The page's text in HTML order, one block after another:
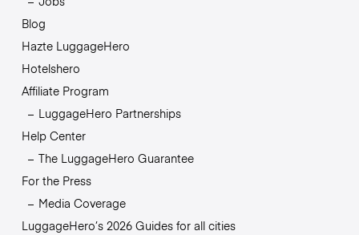
Blog
Hazte LuggageHero
Hotelshero
Affiliate Program
LuggageHero Partnerships
Help Center
The LuggageHero Guarantee
For the Press
Media Coverage
LuggageHero’s 2026 Guides for all cities